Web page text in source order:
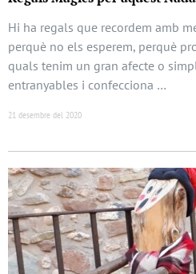
Hi ha regals que recordem amb
perquè no els esperem, perquè
quals tenim un gran afecte o
entranyables i confecciona …
21 desembre del 2020